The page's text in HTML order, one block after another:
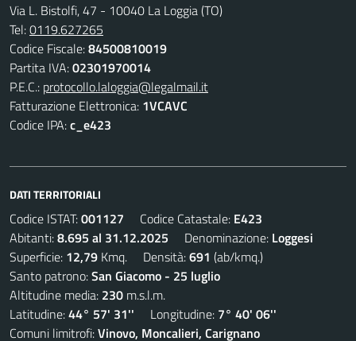
Via L. Bistolfi, 47 - 10040 La Loggia (TO)
Tel:0119.627265
Codice Fiscale:84500810019
Partita IVA:02301970014
P.E.C.: protocollo.laloggia@legalmail.it
Fatturazione Elettronica: 1VCAVC
Codice IPA:c_e423
DATI TERRITORIALI
Codice ISTAT:001127 Codice Catastale: E423
Abitanti:8.695 al 31.12.2025 Denominazione: Loggesi
Superficie: 12,79 Kmq. Densità:691 (ab/kmq.)
Santo patrono:San Giacomo - 25 luglio
Altitudine media: 230 m.s.l.m.
Latitudine:44° 57' 31'' Longitudine: 7° 40' 06''
Comuni limitrofi:Vinovo, Moncalieri, Carignano